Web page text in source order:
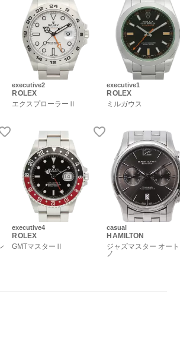
executive2
ROLEX
エクスプローラーⅡ
executive4
ROLEX
GMTマスターⅡ
executive1
ROLEX
ミルガウス
casual
HAMILTON
ジャズマスター オー
ノ